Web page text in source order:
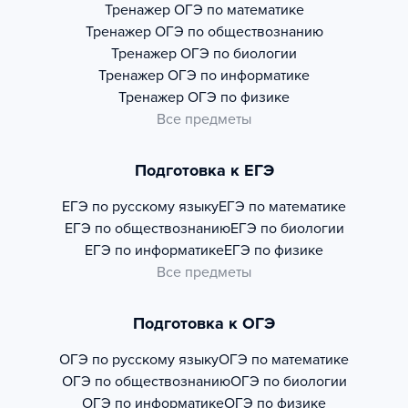
Тренажер ОГЭ по математике
Тренажер ОГЭ по обществознанию
Тренажер ОГЭ по биологии
Тренажер ОГЭ по информатике
Тренажер ОГЭ по физике
Все предметы
Подготовка к ЕГЭ
ЕГЭ по русскому языкуЕГЭ по математике
ЕГЭ по обществознаниюЕГЭ по биологии
ЕГЭ по информатикеЕГЭ по физике
Все предметы
Подготовка к ОГЭ
ОГЭ по русскому языкуОГЭ по математике
ОГЭ по обществознаниюОГЭ по биологии
ОГЭ по информатикеОГЭ по физике